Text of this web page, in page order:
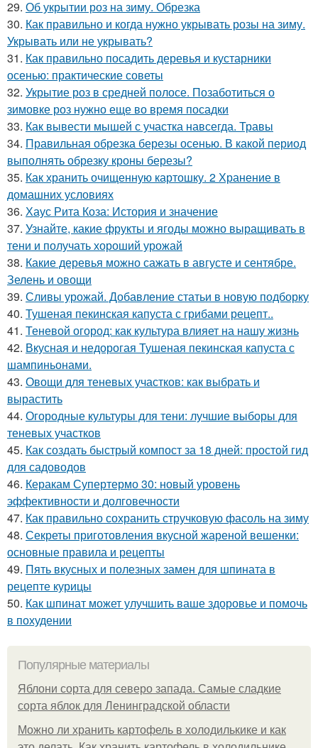
29. Об укрытии роз на зиму. Обрезка
30. Как правильно и когда нужно укрывать розы на зиму.
Укрывать или не укрывать?
31. Как правильно посадить деревья и кустарники
осенью: практические советы
32. Укрытие роз в средней полосе. Позаботиться о
зимовке роз нужно еще во время посадки
33. Как вывести мышей с участка навсегда. Травы
34. Правильная обрезка березы осенью. В какой период
выполнять обрезку кроны березы?
35. Как хранить очищенную картошку. 2 Хранение в
домашних условиях
36. Хаус Рита Коза: История и значение
37. Узнайте, какие фрукты и ягоды можно выращивать в
тени и получать хороший урожай
38. Какие деревья можно сажать в августе и сентябре.
Зелень и овощи
39. Сливы урожай. Добавление статьи в новую подборку
40. Тушеная пекинская капуста с грибами рецепт..
41. Теневой огород: как культура влияет на нашу жизнь
42. Вкусная и недорогая Тушеная пекинская капуста с
шампиньонами.
43. Овощи для теневых участков: как выбрать и
вырастить
44. Огородные культуры для тени: лучшие выборы для
теневых участков
45. Как создать быстрый компост за 18 дней: простой гид
для садоводов
46. Керакам Супертермо 30: новый уровень
эффективности и долговечности
47. Как правильно сохранить стручковую фасоль на зиму
48. Секреты приготовления вкусной жареной вешенки:
основные правила и рецепты
49. Пять вкусных и полезных замен для шпината в
рецепте курицы
50. Как шпинат может улучшить ваше здоровье и помочь
в похудении
Популярные материалы
Яблони сорта для северо запада. Самые сладкие
сорта яблок для Ленинградской области
Можно ли хранить картофель в холодилькике и как